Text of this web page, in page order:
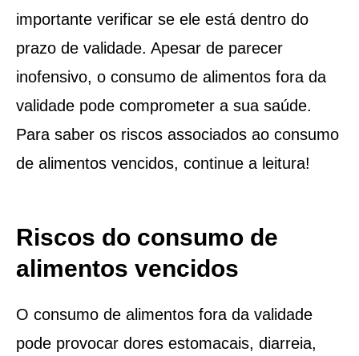
importante verificar se ele está dentro do
prazo de validade. Apesar de parecer
inofensivo, o consumo de alimentos fora da
validade pode comprometer a sua saúde.
Para saber os riscos associados ao consumo
de alimentos vencidos, continue a leitura!
Riscos do consumo de
alimentos vencidos
O consumo de alimentos fora da validade
pode provocar dores estomacais, diarreia,